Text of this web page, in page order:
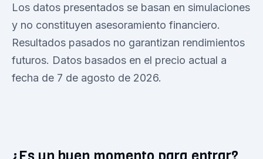
Los datos presentados se basan en simulaciones
y no constituyen asesoramiento financiero.
Resultados pasados no garantizan rendimientos
futuros. Datos basados en el precio actual a
fecha de 7 de agosto de 2026.